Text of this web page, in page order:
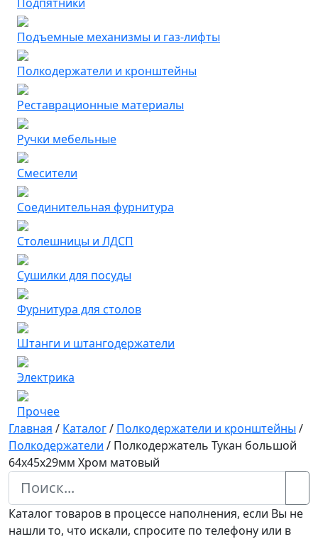
Подъемные механизмы и газ-лифты
Полкодержатели и кронштейны
Реставрационные материалы
Ручки мебельные
Смесители
Соединительная фурнитура
Столешницы и ЛДСП
Сушилки для посуды
Фурнитура для столов
Штанги и штангодержатели
Электрика
Прочее
Главная / Каталог/ Полкодержатели и кронштейны /
Полкодержатели / Полкодержатель Тукан большой
64х45х29мм Хром матовый
Каталог товаров в процессе наполнения, если Вы не
нашли то, что искали, спросите по телефону или в